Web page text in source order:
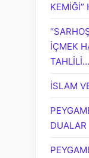
KEMİĞİ”
İÇMEK
TAHLİLİ…
İSLAM
DUALAR